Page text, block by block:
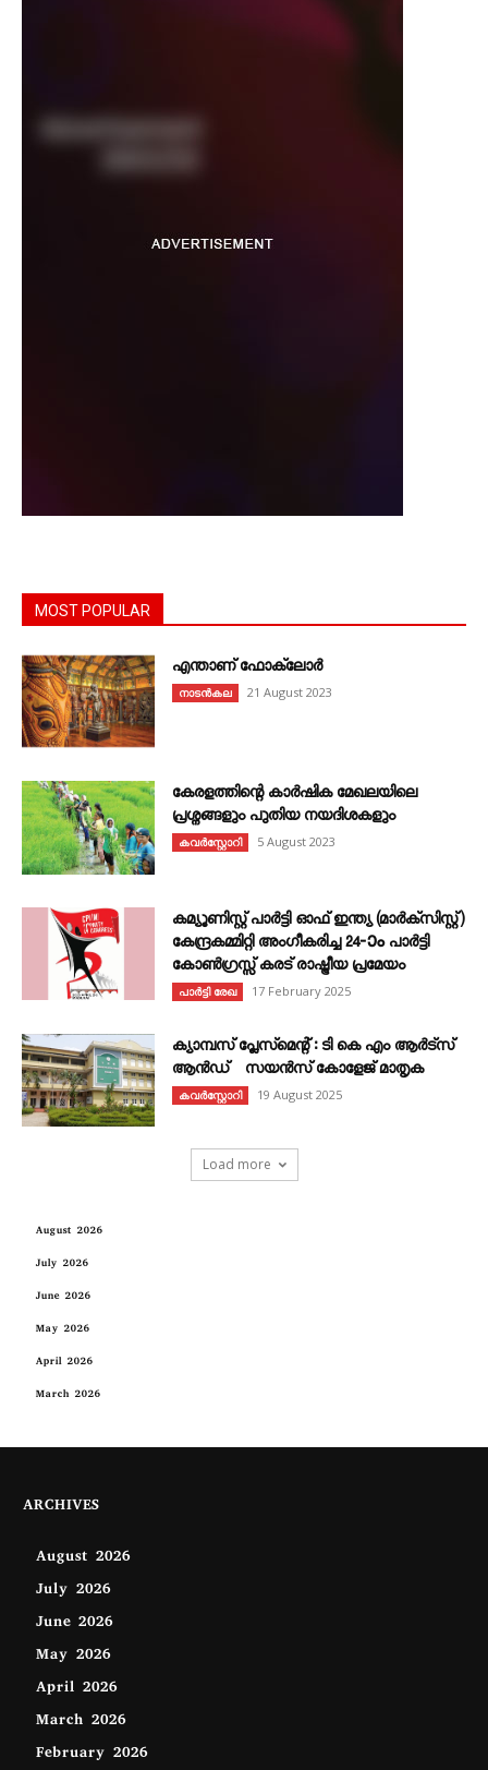
MOST POPULAR
എന്താണ്‌ ഫോക്‌ലോർ
നാടൻകല 21 August 2023
കേരളത്തിന്റെ കാർഷിക മേഖലയിലെ
പ്രശ്നങ്ങളും പുതിയ നയദിശകളും
കവര്‍സ്റ്റോറി 5 August 2023
കമ്യൂണിസ്റ്റ് പാർട്ടി ഓഫ് ഇന്ത്യ (മാർക്സിസ്റ്റ്)
കേന്ദ്രകമ്മിറ്റി അംഗീകരിച്ച 24‐ാം പാർട്ടി
കോൺഗ്രസ്സ് കരട് രാഷ്ട്രീയ പ്രമേയം
പാർട്ടി രേഖ 17 February 2025
ക്യാമ്പസ് പ്ലേസ്മെന്റ് : ടി കെ എം ആർട്സ്
ആൻഡ് സയൻസ് കോളേജ് മാതൃക
കവര്‍സ്റ്റോറി 19 August 2025
Load more
August 2026
July 2026
June 2026
May 2026
April 2026
March 2026
ARCHIVES
August 2026
July 2026
June 2026
May 2026
April 2026
March 2026
February 2026